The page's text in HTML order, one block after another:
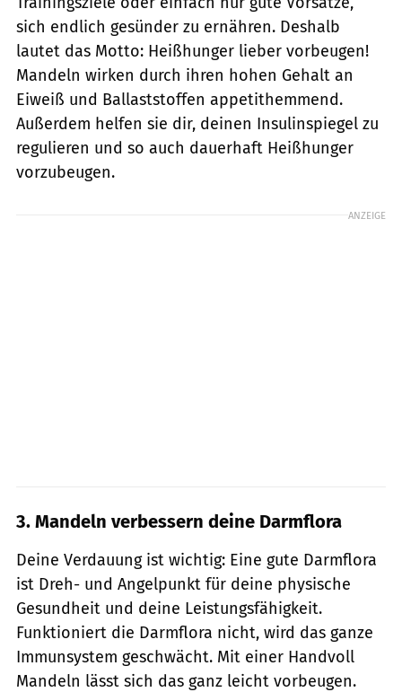
sich endlich gesünder zu ernähren. Deshalb
lautet das Motto: Heißhunger lieber vorbeugen!
Mandeln wirken durch ihren hohen Gehalt an
Eiweiß und Ballaststoffen appetithemmend.
Außerdem helfen sie dir, deinen Insulinspiegel zu
regulieren und so auch dauerhaft Heißhunger
vorzubeugen.
ANZEIGE
3. Mandeln verbessern deine Darmflora
Deine Verdauung ist wichtig: Eine gute Darmflora
ist Dreh- und Angelpunkt für deine physische
Gesundheit und deine Leistungsfähigkeit.
Funktioniert die Darmflora nicht, wird das ganze
Immunsystem geschwächt. Mit einer Handvoll
Mandeln lässt sich das ganz leicht vorbeugen.